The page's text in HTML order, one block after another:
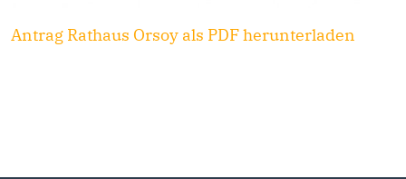
Antrag Rathaus Orsoy als PDF herunterladen